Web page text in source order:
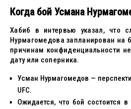
Когда бой Усмана
Хабиб в интервью указал, что
Нурмагомедова запланирован на
причинам конфиденциальности
дату или соперника.
Усман Нурмагомедов —
UFC.
Ожидается, что бой состоится